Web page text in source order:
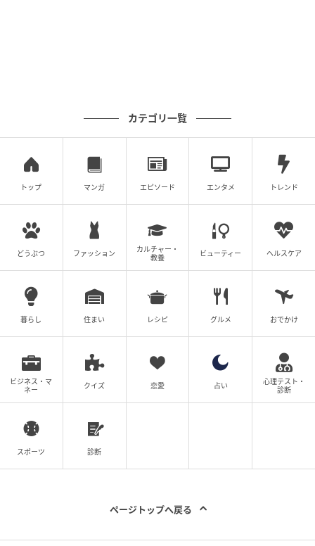
カテゴリ一覧
トップ マンガ エピソード エンタメ トレンド
どうぶつ ファッション
カルチャー・
教養
ビューティー ヘルスケア
暮らし 住まい レシピ グルメ おでかけ
ビジネス・マ
ネー
クイズ 恋愛 占い
心理テスト・
診断
スポーツ 診断
ページトップへ戻る